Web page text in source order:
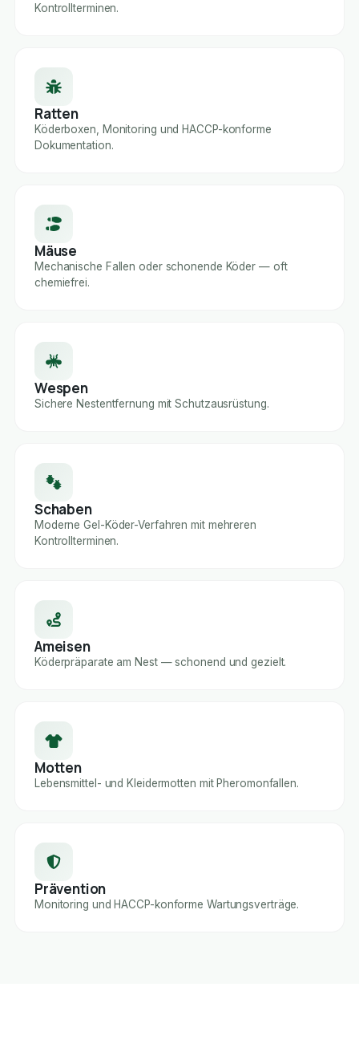
Kontrollterminen.
Ratten
Köderboxen, Monitoring und HACCP-konforme
Dokumentation.
Mäuse
Mechanische Fallen oder schonende Köder — oft
chemiefrei.
Wespen
Sichere Nestentfernung mit Schutzausrüstung.
Schaben
Moderne Gel-Köder-Verfahren mit mehreren
Kontrollterminen.
Ameisen
Köderpräparate am Nest — schonend und gezielt.
Motten
Lebensmittel- und Kleidermotten mit Pheromonfallen.
Prävention
Monitoring und HACCP-konforme Wartungsverträge.